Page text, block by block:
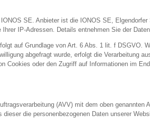
SE. Anbieter ist die IONOS SE,
IP-Adressen. Details entnehmen Sie der
auf Grundlage von Art. 6 Abs. 1 lit. f DSGVO.
abgefragt wurde, erfolgt die Verarbeitung
Cookies oder den Zugriff auf Informationen im
(AVV) mit dem oben
dieser die personenbezogenen Daten unserer